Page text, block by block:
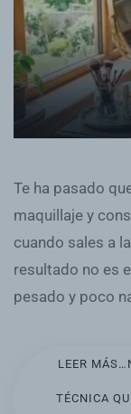
Te ha pasado
maquillaje y
cuando sales a
resultado no es
pesado y poco
LEER
TÉCNICA